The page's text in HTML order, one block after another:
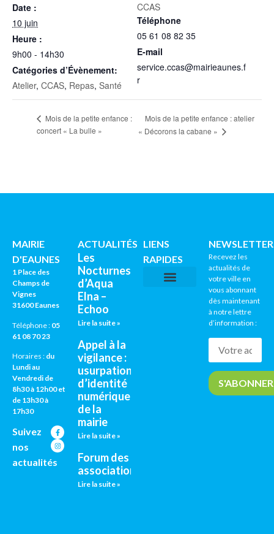
Date :
10 juin
Heure :
9h00 - 14h30
Catégories d’Évènement:
Atelier, CCAS, Repas, Santé
CCAS
Téléphone
05 61 08 82 35
E-mail
service.ccas@mairieaunes.f
r
Mois de la petite enfance :
concert « La bulle »
Mois de la petite enfance : atelier
« Décorons la cabane »
MAIRIE
D'EAUNES
1 Place des
Champs de
Vignes
31600 Eaunes
Téléphone : 05
61 08 70 23
Horaires : du
Lundi au
Vendredi de
8h30 à 12h00 et
de 13h30 à
17h30
Suivez
nos
actualités
ACTUALITÉS
Les
Nocturnes
d’Aqua
Elna –
Echoo
Lire la suite »
Appel à la
vigilance :
usurpation
d’identité
numérique
de la
mairie
Lire la suite »
Forum des
associations
Lire la suite »
LIENS
RAPIDES
Recevez les
actualités de
votre ville en
vous abonnant
dès maintenant
à notre lettre
d’information :